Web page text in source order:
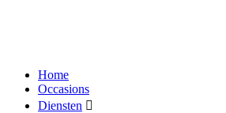
Home
Occasions
Diensten